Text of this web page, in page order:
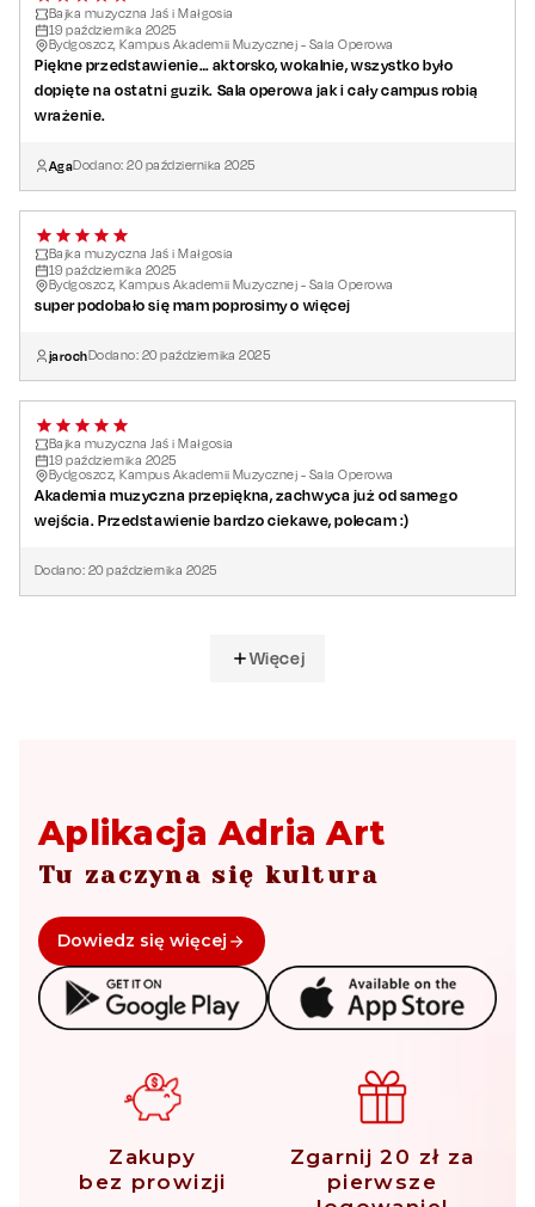
Bajka muzyczna Jaś i Małgosia
19 października 2025
Bydgoszcz, Kampus Akademii Muzycznej - Sala Operowa
Piękne przedstawienie… aktorsko, wokalnie, wszystko było
dopięte na ostatni guzik. Sala operowa jak i cały campus robią
wrażenie.
AgaDodano:20 października 2025
Bajka muzyczna Jaś i Małgosia
19 października 2025
Bydgoszcz, Kampus Akademii Muzycznej - Sala Operowa
super podobało się mam poprosimy o więcej
jarochDodano: 20października 2025
Bajka muzyczna Jaś i Małgosia
19 października 2025
Bydgoszcz, Kampus Akademii Muzycznej - Sala Operowa
Akademia muzyczna przepiękna, zachwyca już od samego
wejścia. Przedstawienie bardzo ciekawe, polecam :)
Dodano: 20października 2025
Więcej
Aplikacja Adria Art
Tu zaczyna się kultura
Dowiedz się więcej
Zakupy
bez prowizji
Zgarnij 20 zł za
pierwsze